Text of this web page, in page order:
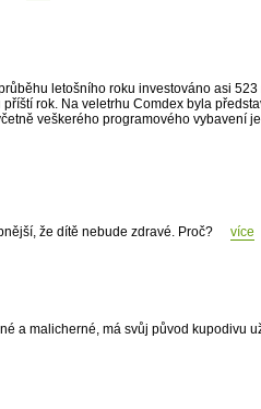
letošního roku investováno asi
rok. Na veletrhu Comdex byla
veškerého programového vybavení
že dítě nebude zdravé. Proč?
více
a malicherné, má svůj původ kupodivu